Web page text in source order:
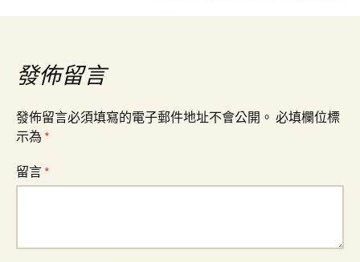
章
導
覽
發佈留言
發佈留言必須填寫的電子郵件地址不會公開。 必填欄位標
示為 *
留言 *